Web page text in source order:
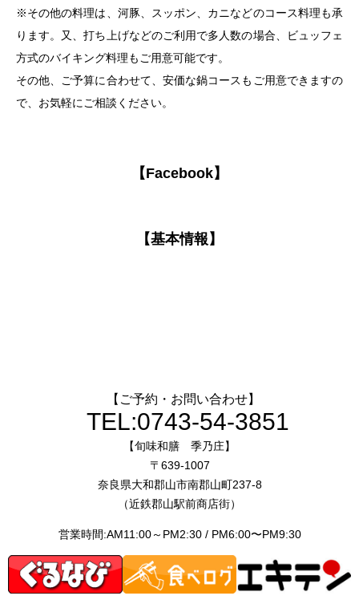
※その他の料理は、河豚、スッポン、カニなどのコース料理も承
ります。又、打ち上げなどのご利用で多人数の場合、ビュッフェ
方式のバイキング料理もご用意可能です。
その他、ご予算に合わせて、安価な鍋コースもご用意できますの
で、お気軽にご相談ください。
【Facebook】
【基本情報】
【ご予約・お問い合わせ】
TEL:0743-54-3851
【旬味和膳 季乃庄】
〒639-1007
奈良県大和郡山市南郡山町237-8
（近鉄郡山駅前商店街）
営業時間:AM11:00～PM2:30 / PM6:00〜PM9:30